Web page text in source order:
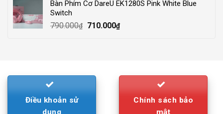
210.000₫.195.000₫.
Bàn Phím Cơ DareU EK1280S Pink White Blue
Switch
790.000₫
Original
710.000₫Current
Điều khoản sử
dụng
Chính sách bảo
mật